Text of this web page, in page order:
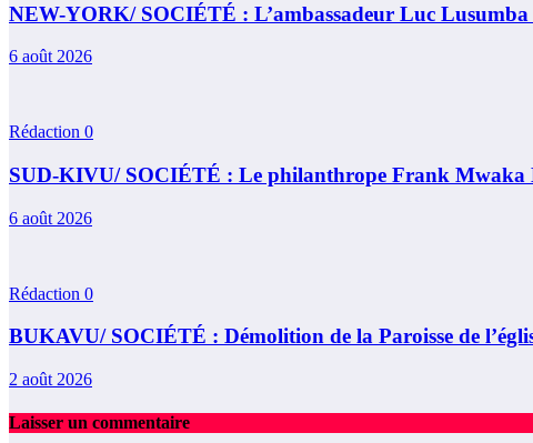
NEW-YORK/ SOCIÉTÉ : L’ambassadeur Luc
6 août 2026
Rédaction 0
SUD-KIVU/ SOCIÉTÉ : Le philanthrope Frank Mwaka
6 août 2026
Rédaction 0
BUKAVU/ SOCIÉTÉ : Démolition de la Paroisse de
2 août 2026
Laisser un commentaire